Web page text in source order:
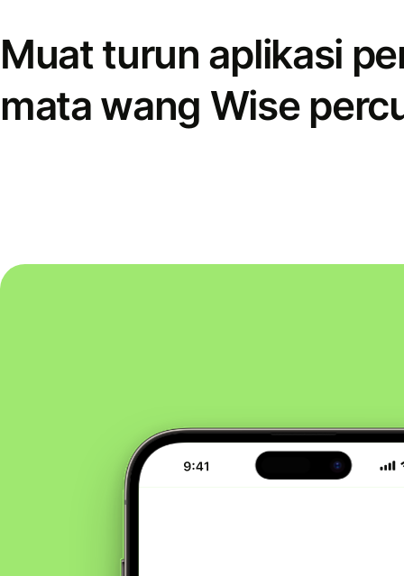
Muat turun aplikasi
mata wang Wise